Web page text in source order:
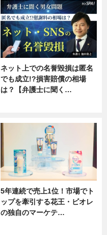
ネット上での名誉毀損は匿名
でも成立!?損害賠償の相場
は？【弁護士に聞く…
5年連続で売上1位！市場でト
ップを牽引する花王・ビオレ
の独自のマーケテ…